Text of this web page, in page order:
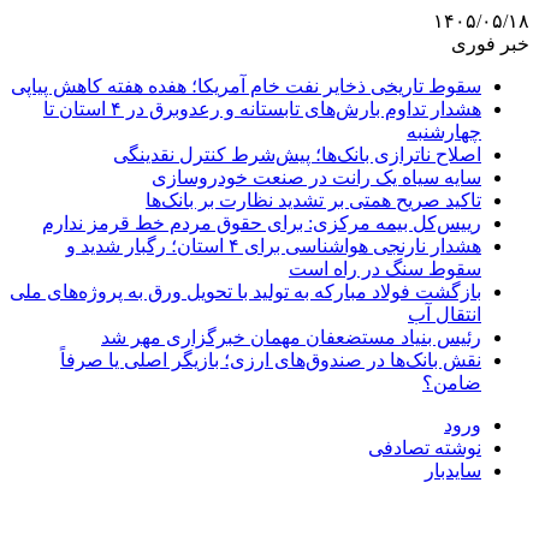
۱۴۰۵/۰۵/۱۸
خبر فوری
سقوط تاریخی ذخایر نفت خام آمریکا؛ هفده هفته کاهش پیاپی
هشدار تداوم بارش‌های تابستانه و رعدوبرق در ۴ استان تا
چهارشنبه
اصلاح ناترازی بانک‌ها؛ پیش‌شرط کنترل نقدینگی
سایه سیاه یک رانت در صنعت خودروسازی
تاکید صریح همتی بر تشدید نظارت بر بانک‌ها
رییس‌کل بیمه مرکزی: برای حقوق مردم خط قرمز ندارم
هشدار نارنجی هواشناسی برای ۴ استان؛ رگبار شدید و
سقوط سنگ در راه است
بازگشت فولاد مبارکه به تولید با تحویل ورق به پروژه‌های ملی
انتقال آب
رئیس بنیاد مستضعفان مهمان خبرگزاری مهر شد
نقش بانک‌ها در صندوق‌های ارزی؛ بازیگر اصلی یا صرفاً
ضامن؟
ورود
نوشته تصادفی
سایدبار